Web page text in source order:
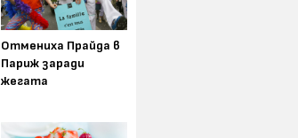
Отмениха Прайда в
Париж заради
жегата